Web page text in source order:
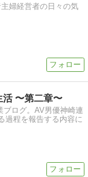
婦経営者の日々の気
〜第二章〜
ログ。AV男優神崎連
過程を報告する内容に